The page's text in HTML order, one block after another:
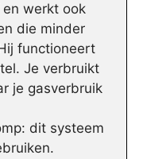
werkt ook
die minder
functioneert
Je verbruikt
je gasverbruik
dit systeem